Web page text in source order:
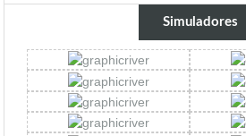
Simuladores